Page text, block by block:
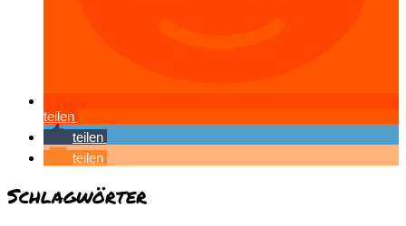
teilen
teilen
teilen
Schlagwörter